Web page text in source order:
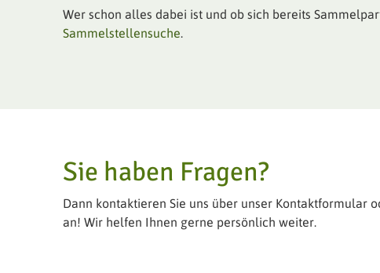
Wer schon alles dabei ist und ob sich bereits
Sammelstellensuche.
Sie haben Fragen?
Dann kontaktieren Sie uns über unser Kontaktformular
an! Wir helfen Ihnen gerne persönlich weiter.